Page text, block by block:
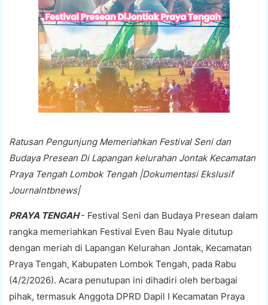
Ratusan Pengunjung Memeriahkan Festival Seni dan
Budaya Presean Di Lapangan kelurahan Jontak Kecamatan
Praya Tengah Lombok Tengah |Dokumentasi Ekslusif
Journalntbnews|
PRAYA TENGAH- Festival Seni dan Budaya Presean dalam
rangka memeriahkan Festival Even Bau Nyale ditutup
dengan meriah di Lapangan Kelurahan Jontak, Kecamatan
Praya Tengah, Kabupaten Lombok Tengah, pada Rabu
(4/2/2026). Acara penutupan ini dihadiri oleh berbagai
pihak, termasuk Anggota DPRD Dapil I Kecamatan Praya